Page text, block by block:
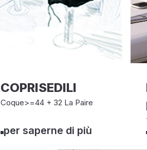
COPRISEDILI
Coque>=44 + 32 La Paire
per saperne di più